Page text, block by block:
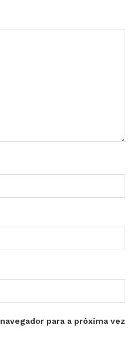
para a próxima vez